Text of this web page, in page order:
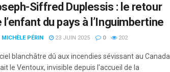
Siffred Duplessis : le retour
l’enfant du pays à l’Inguimbertine
MICHÈLE PÉRIN 23 JUIN 2025 0 202
blanchâtre dû aux incendies sévissant au Canada
le Ventoux, invisible depuis l'accueil de la